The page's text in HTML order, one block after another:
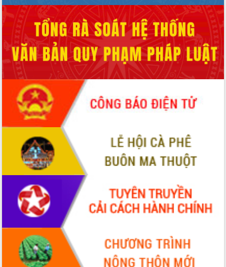
Tháo gỡ những vướng mắc, đẩy mạnh
công tác cải cách thủ tục hành chính
tại Trung tâm Phục vụ hành chính
công tỉnh
Đắk Lắk: Tôn vinh 46 giải pháp tại Hội
thi Sáng tạo Kỹ thuật 2024 - 2025
Đắk Lắk rà soát, điều chỉnh Đề án 190
về phát triển nuôi trồng thủy sản
Phó Chủ tịch UBND tỉnh Đắk Lắk
Trương Công Thái kiểm tra thực địa
Dự án cao tốc Khánh Hòa - Buôn Ma
Thuột
Định vị cà phê Việt Nam như một “di
sản sống” trong dòng chảy toàn cầu
Xây dựng nông thôn mới: Nâng cao đời
sống người dân từ những mô hình thiết
Quyết liệt tháo gỡ vướng mắc, đẩy
nhanh tiến độ các dự án trọng điểm
trong Khu kinh tế Nam Phú Yên
Hòn Yến phát triển du lịch gắn với bảo
tồn biển
Lấy ý kiến điều chỉnh Quy hoạch tỉnh
Đắk Lắk thời kỳ 2021-2030, tầm nhìn